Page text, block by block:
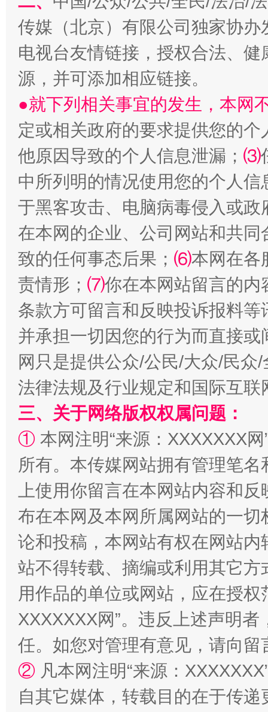
站台名比不上好声名
漫山遍野的桃花与雪山、麦地、白藏房 除
传媒（北京）有限公司独家协
电视台友情链接，授权合法、
源，并可添加相应链接。
●就下列相关事宜的发生，本网
定或相关政府的要求提供您的个
他原因导致的个人信息泄漏； ⑶
中所列明的情况使用您的个人
于黑客攻击、电脑病毒侵入或
在本网的企业、公司网站和共
致的任何事态后果； ⑹本网在各
责情形； ⑺你在本网站留言的内
条款方可留言和反映投诉报料
并承担一切因您的行为而直接
网只是提供公众/公民/大众/民
法律法规及行业规定和国际互
三、关于网络版权权属问题：
① 本网注明“来源：XXXXXXX
所有。本传媒网站拥有管理笔
上使用你留言在本网站内容和
布在本网及本网所属网站的一
论和投稿，本网站有权在网站
站不得转载、摘编或利用其它
用作品的单位或网站，应在授
XXXXXXX网”。违反上述声明
任。如您对管理有意见，请向
② 凡本网注明“来源：
自其它媒体，转载目的在于传